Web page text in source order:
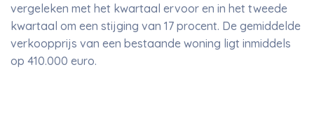
vergeleken met het kwartaal ervoor en in het tweede
kwartaal om een stijging van 17 procent. De gemiddelde
verkoopprijs van een bestaande woning ligt inmiddels
op 410.000 euro.